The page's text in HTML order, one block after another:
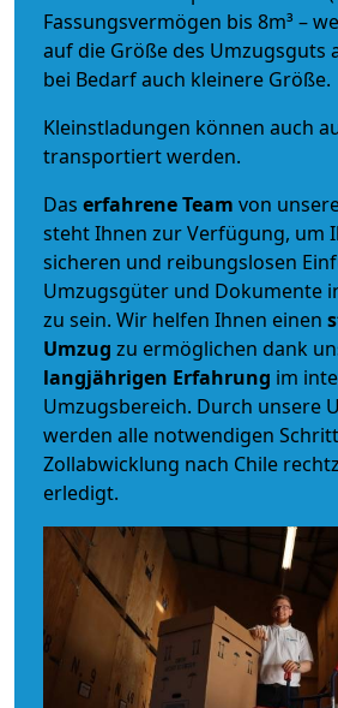
Fassungsvermögen bis 8m³ –
auf die Größe des Umzugsguts
bei Bedarf auch kleinere Größe.
Kleinstladungen können auch
transportiert werden.
Das erfahrene Team von
steht Ihnen zur Verfügung, um
sicheren und reibungslosen
Umzugsgüter und Dokumente
zu sein. Wir helfen Ihnen einen
Umzug zu ermöglichen dank
langjährigen Erfahrung im
Umzugsbereich. Durch unsere
werden alle notwendigen
Zollabwicklung nach Chile
erledigt.